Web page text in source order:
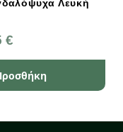
Για Μάλλινα &